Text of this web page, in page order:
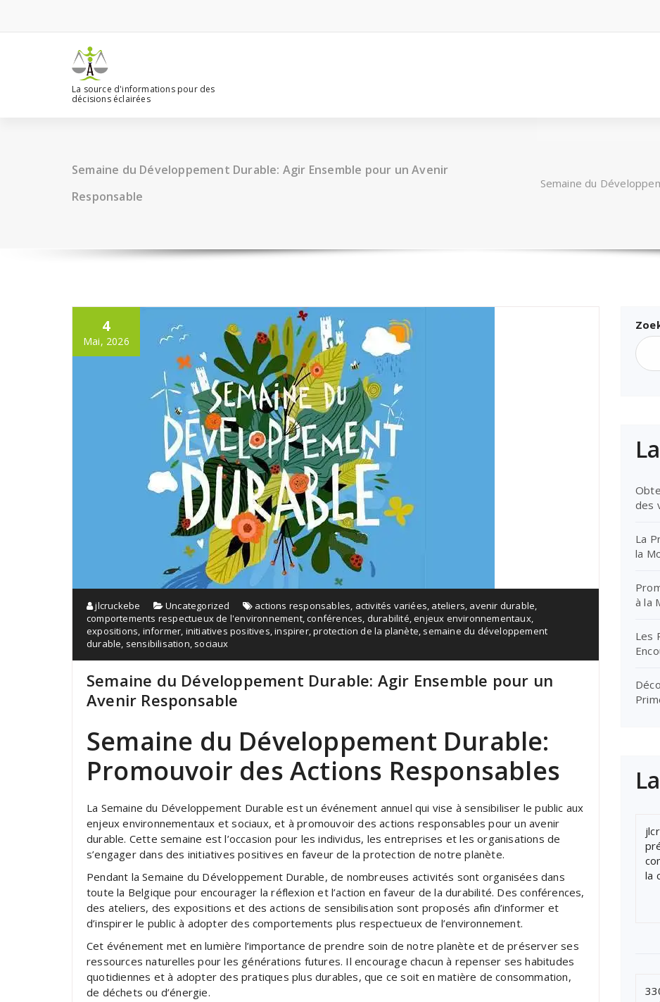
contenu
La source d'informations pour des
décisions éclairées
Semaine du Développement Durable: Agir Ensemble pour un Avenir
Responsable
Semaine du
4
Mai, 2026
jlcruckebe Uncategorized actions responsables, activités variées, ateliers, avenir durable,
comportements respectueux de l'environnement,conférences, durabilité,enjeux environnementaux,
expositions, informer, initiatives positives,inspirer,protection de la planète, semaine du développement
durable, sensibilisation, sociaux
Semaine du Développement Durable: Agir Ensemble pour un
Avenir Responsable
Semaine du Développement Durable:
Promouvoir des Actions Responsables
La Semaine du Développement Durable est un événement annuel qui vise à sensibiliser le public aux
enjeux environnementaux et sociaux, et à promouvoir des actions responsables pour un avenir
durable. Cette semaine est l’occasion pour les individus, les entreprises et les organisations de
s’engager dans des initiatives positives en faveur de la protection de notre planète.
Pendant la Semaine du Développement Durable, de nombreuses activités sont organisées dans
toute la Belgique pour encourager la réflexion et l’action en faveur de la durabilité. Des conférences,
des ateliers, des expositions et des actions de sensibilisation sont proposés afin d’informer et
d’inspirer le public à adopter des comportements plus respectueux de l’environnement.
Cet événement met en lumière l’importance de prendre soin de notre planète et de préserver ses
ressources naturelles pour les générations futures. Il encourage chacun à repenser ses habitudes
quotidiennes et à adopter des pratiques plus durables, que ce soit en matière de consommation,
de déchets ou d’énergie.
des
La
la
à la
Les
la